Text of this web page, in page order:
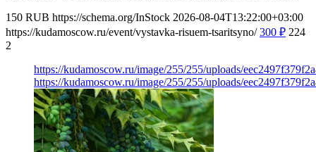
150 RUB https://schema.org/InStock 2026-08-04T13:22:00+03:00
https://kudamoscow.ru/event/vystavka-risuem-tsaritsyno/ 300 ₽ 224
2
https://kudamoscow.ru/image/255/255/uploads/
https://kudamoscow.ru/image/255/255/uploads/